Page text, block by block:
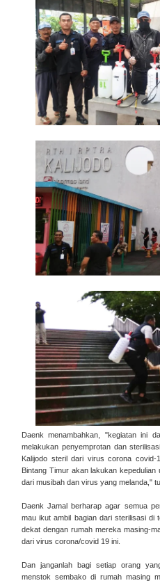
Daenk menambahkan, "kegiatan ini
melakukan penyemprotan dan
Kalijodo steril dari virus corona
Bintang Timur akan lakukan
dari musibah dan virus yang melanda,"
Daenk Jamal berharap agar semua
mau ikut ambil bagian dari sterilisasi di
dekat dengan rumah mereka masing-
dari virus corona/covid 19 ini.
Dan janganlah bagi setiap orang
menstok sembako di rumah masing